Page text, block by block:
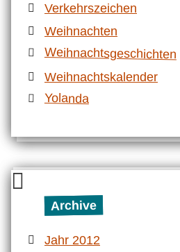
Verkehrszeichen
Weihnachten
Weihnachtsgeschichten
Weihnachtskalender
Yolanda
Archive
Jahr 2012